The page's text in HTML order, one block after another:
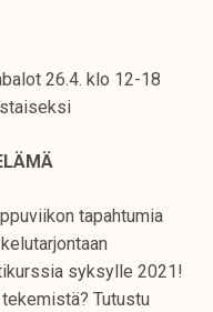
26.4. klo 12-18
tapahtumia
syksylle 2021!
Tutustu